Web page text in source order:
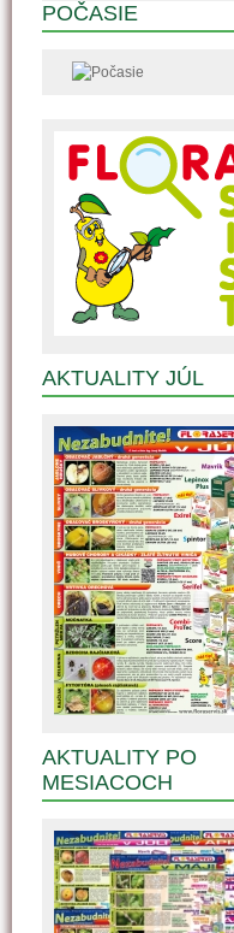
POČASIE
AKTUALITY JÚL
AKTUALITY PO
MESIACOCH